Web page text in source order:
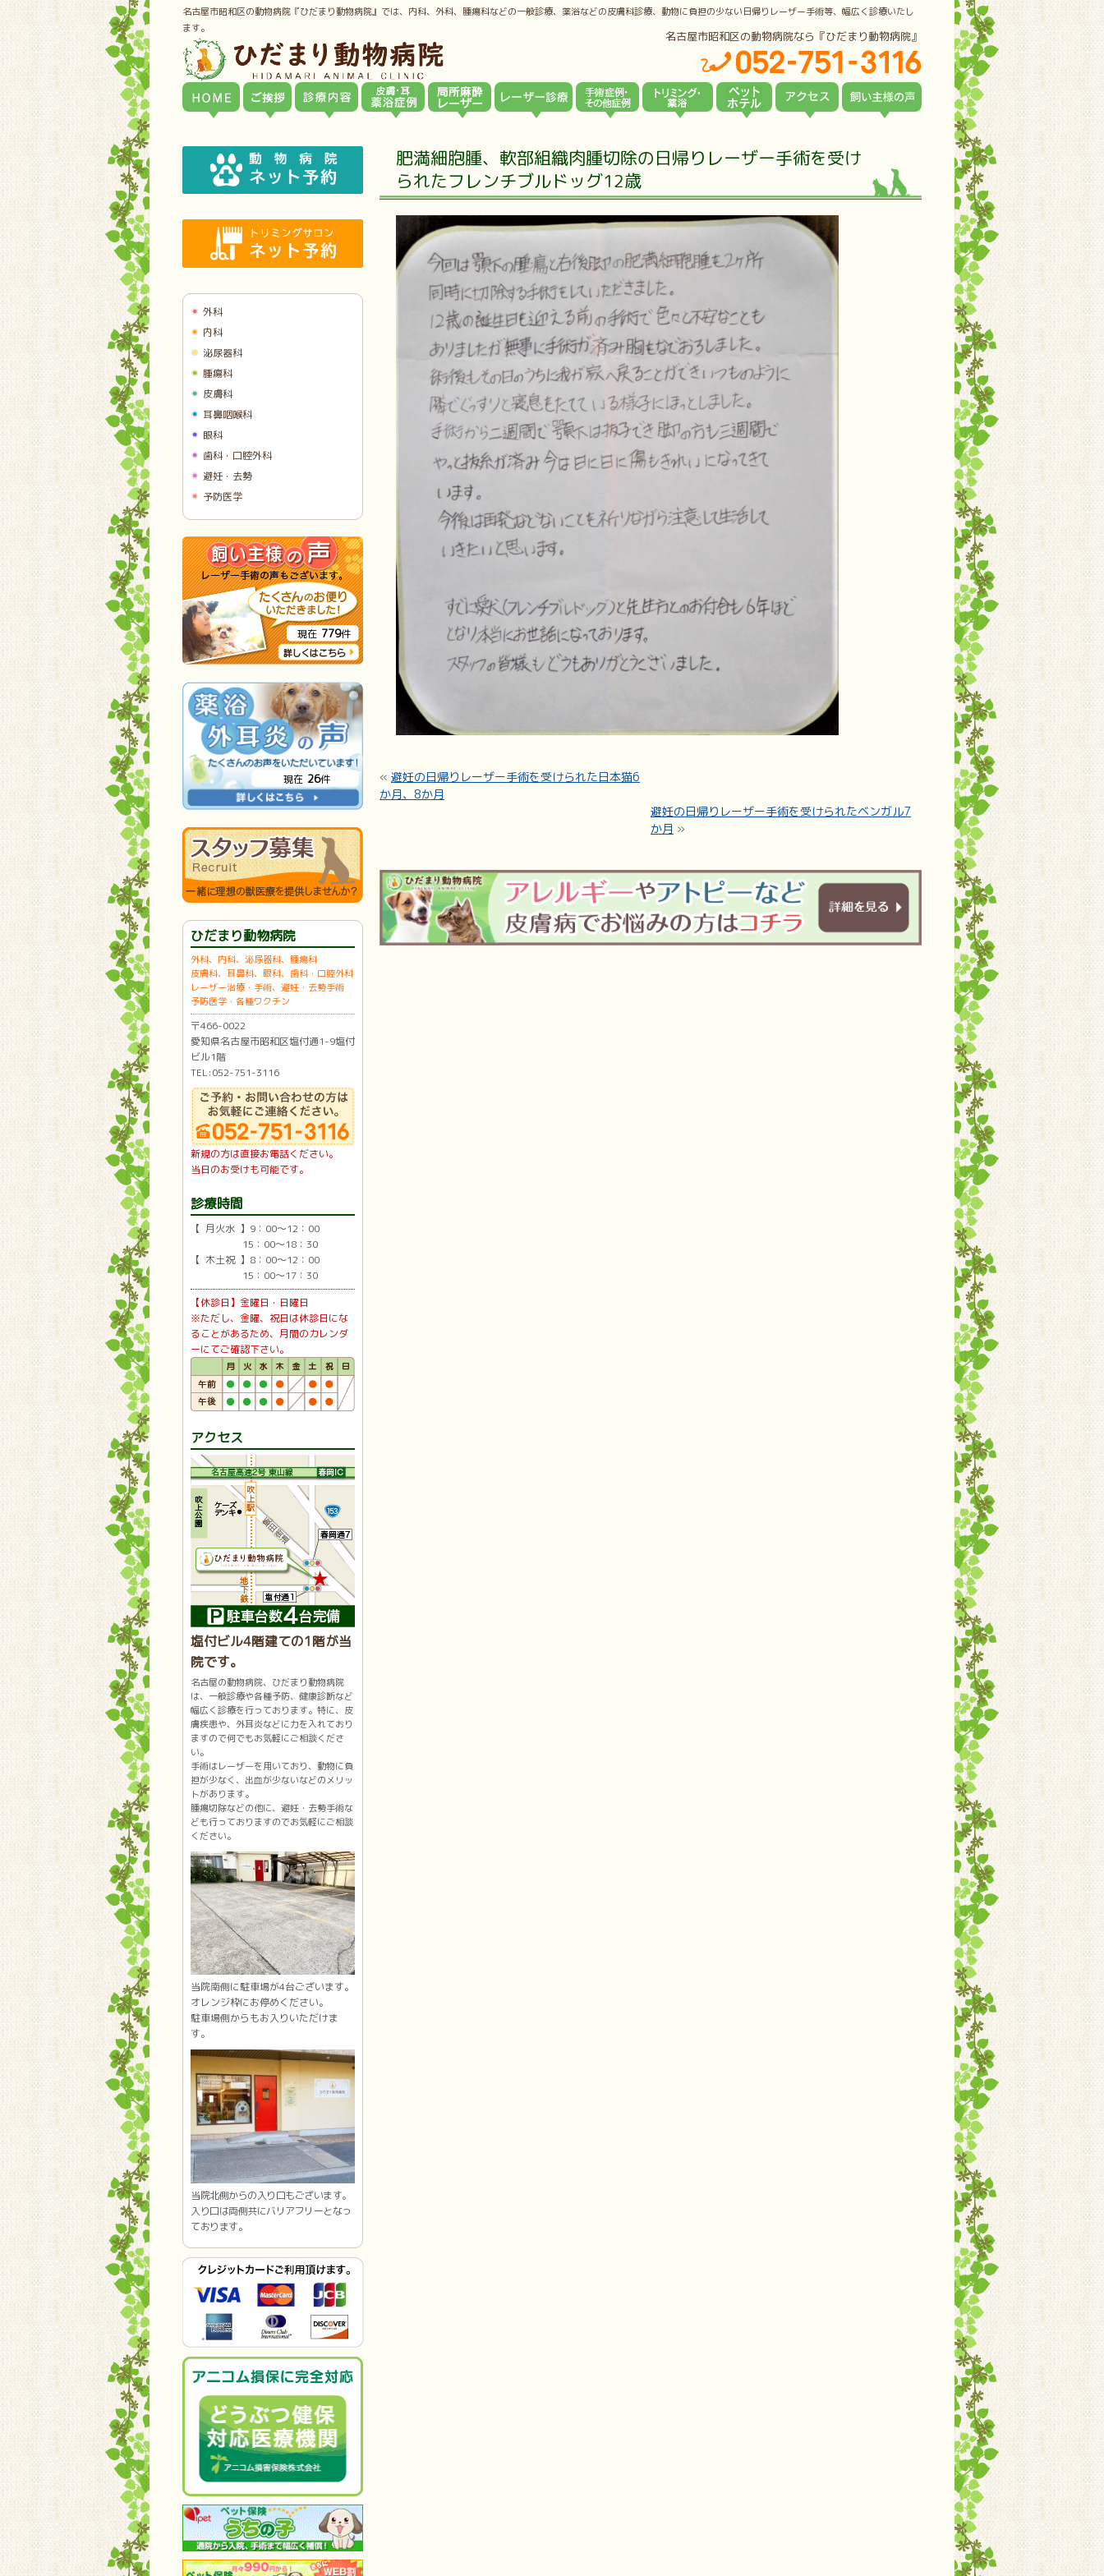
名古屋市昭和区の動物病院『ひだまり動物病院』では、内科、外科、腫瘍科などの一般診療、薬浴などの皮膚科診療、動物に負担の少ない日帰りレーザー手術等、幅広く診療いたし
ます。
名古屋市昭和区の動物病院なら『ひだまり動物病院』
肥満細胞腫、軟部組織肉腫切除の日帰りレーザー手術を受け
られたフレンチブルドッグ12歳
« 避妊の日帰りレーザー手術を受けられた日本猫6
か月、8か月
避妊の日帰りレーザー手術を受けられたベンガル7
か月 »
外科
内科
泌尿器科
腫瘍科
皮膚科
耳鼻咽喉科
眼科
歯科・口腔外科
避妊・去勢
予防医学
現在 779件
現在 26件
ひだまり動物病院
外科、内科、泌尿器科、腫瘍科
皮膚科、耳鼻科、眼科、歯科・口腔外科
レーザー治療・手術、避妊・去勢手術
予防医学・各種ワクチン
〒466-0022
愛知県名古屋市昭和区塩付通1-9塩付
ビル1階
TEL:052-751-3116
新規の方は直接お電話ください。
当日のお受けも可能です。
診療時間
【 月火水 】9：00〜12：00
15：00〜18：30
【 木土祝 】8：00〜12：00
15：00〜17：30
【休診日】金曜日・日曜日
※ただし、金曜、祝日は休診日にな
ることがあるため、月間のカレンダ
ーにてご確認下さい。
アクセス
塩付ビル4階建ての1階が当
院です。
名古屋の動物病院、ひだまり動物病院
は、一般診療や各種予防、健康診断など
幅広く診療を行っております。特に、皮
膚疾患や、外耳炎などに力を入れており
ますので何でもお気軽にご相談くださ
い。
手術はレーザーを用いており、動物に負
担が少なく、出血が少ないなどのメリッ
トがあります。
腫瘍切除などの他に、避妊・去勢手術な
ども行っておりますのでお気軽にご相談
ください。
当院南側に駐車場が4台ございます。
オレンジ枠にお停めください。
駐車場側からもお入りいただけま
す。
当院北側からの入り口もございます。
入り口は両側共にバリアフリーとなっ
ております。